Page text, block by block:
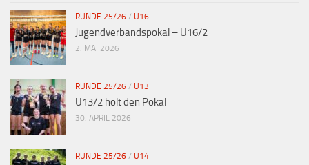
RUNDE 25/26 / U16
Jugendverbandspokal – U16/2
2. MAI 2026
RUNDE 25/26 / U13
U13/2 holt den Pokal
30. APRIL 2026
RUNDE 25/26 / U14